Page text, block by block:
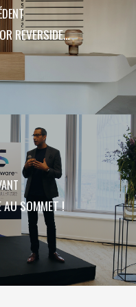
REVERSIDE…
AU SOMMET !